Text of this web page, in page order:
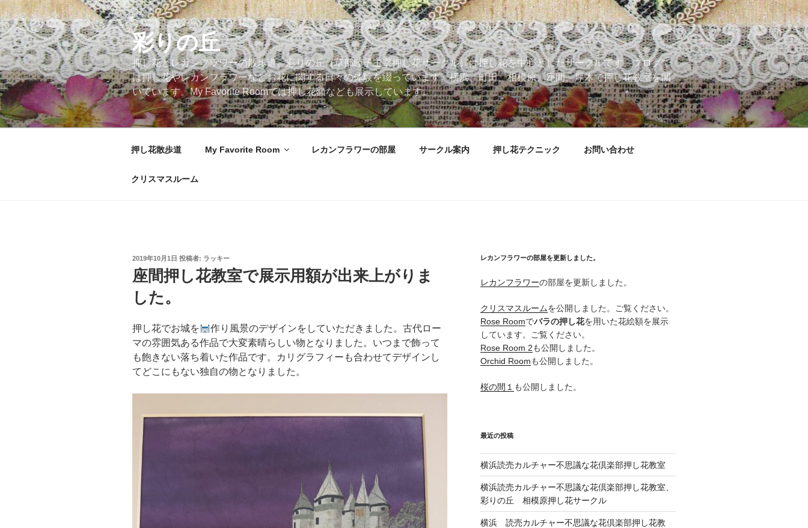
コ
ン
テ
ン
ツ
へ
ス
キ
ッ
彩りの丘
押し花とレカンフラワーの散歩道。彩りの丘（草部睦子主宰押し花サークル）は押し花を中心としたサークルです。ブログで
は押し花やレカンフラワーなどお花に関する日々の体験を綴っています。横浜、町田、相模原、座間、厚木で押し花教室を開
いています。My Favorite Roomでは押し花額なども展示しています。
押し花散歩道 My Favorite Room レカンフラワーの部屋 サークル案内 押し花テクニック お問い合わせ
クリスマスルーム
投
稿
日:
2019年10月1日 投稿者: ラッキー
座間押し花教室で展示用額が出来上がりま
した。
押し花でお城を
作り風景のデザインをしていただきました。古代ロー
マの雰囲気ある作品で大変素晴らしい物となりました。いつまで飾って
も飽きない落ち着いた作品です。カリグラフィーも合わせてデザインし
てどこにもない独自の物となりました。
レカンフラワーの部屋を更新しました。
レカンフラワーの部屋を更新しました。
クリスマスルームを公開しました。ご覧ください。
Rose Roomでバラの押し花を用いた花絵額を展示
しています。ご覧ください。
Rose Room 2も公開しました。
Orchid Roomも公開しました。
桜の間１ も公開しました。
最近の投稿
横浜読売カルチャー不思議な花倶楽部押し花教室
横浜読売カルチャー不思議な花倶楽部押し花教室、
彩りの丘 相模原押し花サークル
横浜 読売カルチャー不思議な花倶楽部押し花教